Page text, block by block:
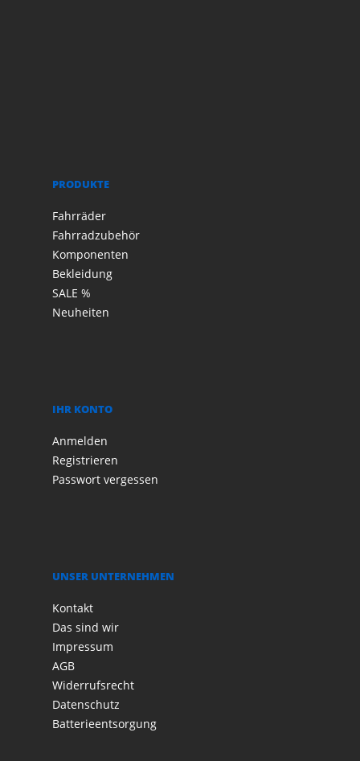
PRODUKTE
Fahrräder
Fahrradzubehör
Komponenten
Bekleidung
SALE %
Neuheiten
IHR KONTO
Anmelden
Registrieren
Passwort vergessen
UNSER UNTERNEHMEN
Kontakt
Das sind wir
Impressum
AGB
Widerrufsrecht
Datenschutz
Batterieentsorgung